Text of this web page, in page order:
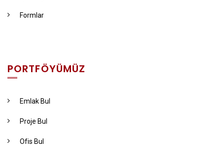
Formlar
PORTFÖYÜMÜZ
Emlak Bul
Proje Bul
Ofis Bul